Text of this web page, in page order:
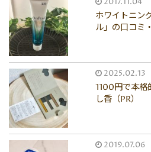
ホワイトニン
ル」の口コミ
2025.02.13
1100円で本格
し香（PR）
2019.07.06